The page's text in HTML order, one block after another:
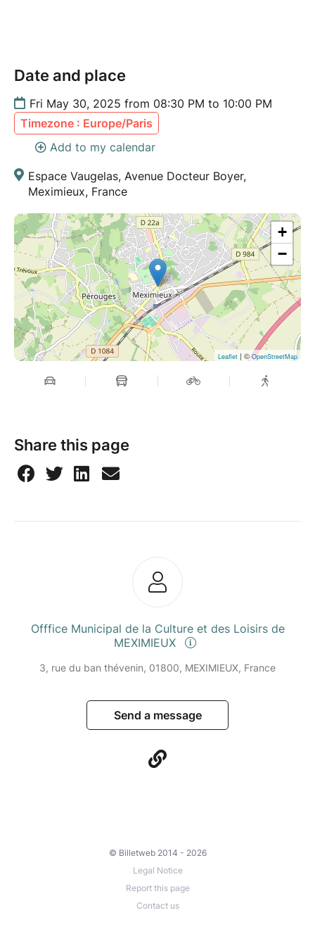
Date and place
Fri May 30, 2025 from 08:30 PM to 10:00 PM
Timezone : Europe/Paris
Add to my calendar
Espace Vaugelas, Avenue Docteur Boyer,
Meximieux, France
+
−
Leaflet | ©OpenStreetMap
Share this page
Offfice Municipal de la Culture et des Loisirs de
MEXIMIEUX
3, rue du ban thévenin, 01800, MEXIMIEUX, France
Send a message
© Billetweb 2014 - 2026
Legal Notice
Report this page
Contact us